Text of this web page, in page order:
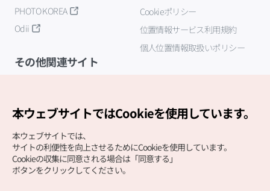
PHOTO KOREA
Odii
Cookieポリシー
位置情報サービス利用規約
個人位置情報取扱いポリシー
その他関連サイト
本ウェブサイトではCookieを使用しています。
本ウェブサイトでは、
サイトの利便性を向上させるためにCookieを使用しています。
Cookieの収集に同意される場合は「同意する」
ボタンをクリックしてください。